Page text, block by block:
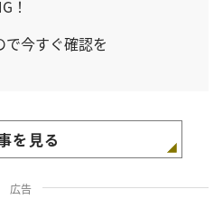
！
今すぐ確認を
を見る
広告